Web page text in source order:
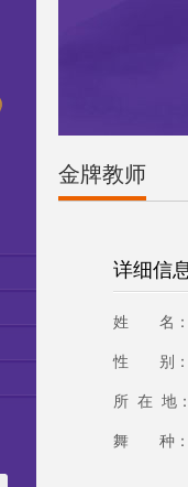
金牌教师
详细信
姓 名：
性 别：
所 在 地
舞 种：